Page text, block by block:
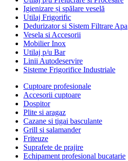
Igienizare și spălare veselă
Utilaj Frigorific
Dedurizator si Sistem Filtrare Apa
Vesela si Accesorii
Mobilier Inox
Utilaj p/u Bar
Linii Autodeservire
Sisteme Frigorifice Industriale
Cuptoare profesionale
Accesorii cuptoare
Dospitor
Plite si aragaz
Cazane si tigai basculante
Grill si salamander
Friteuze
Suprafete de prajire
Echipament profesional bucatarie